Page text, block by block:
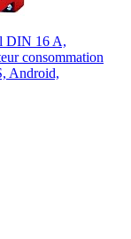
DIN 16 A,
consommation
Android,